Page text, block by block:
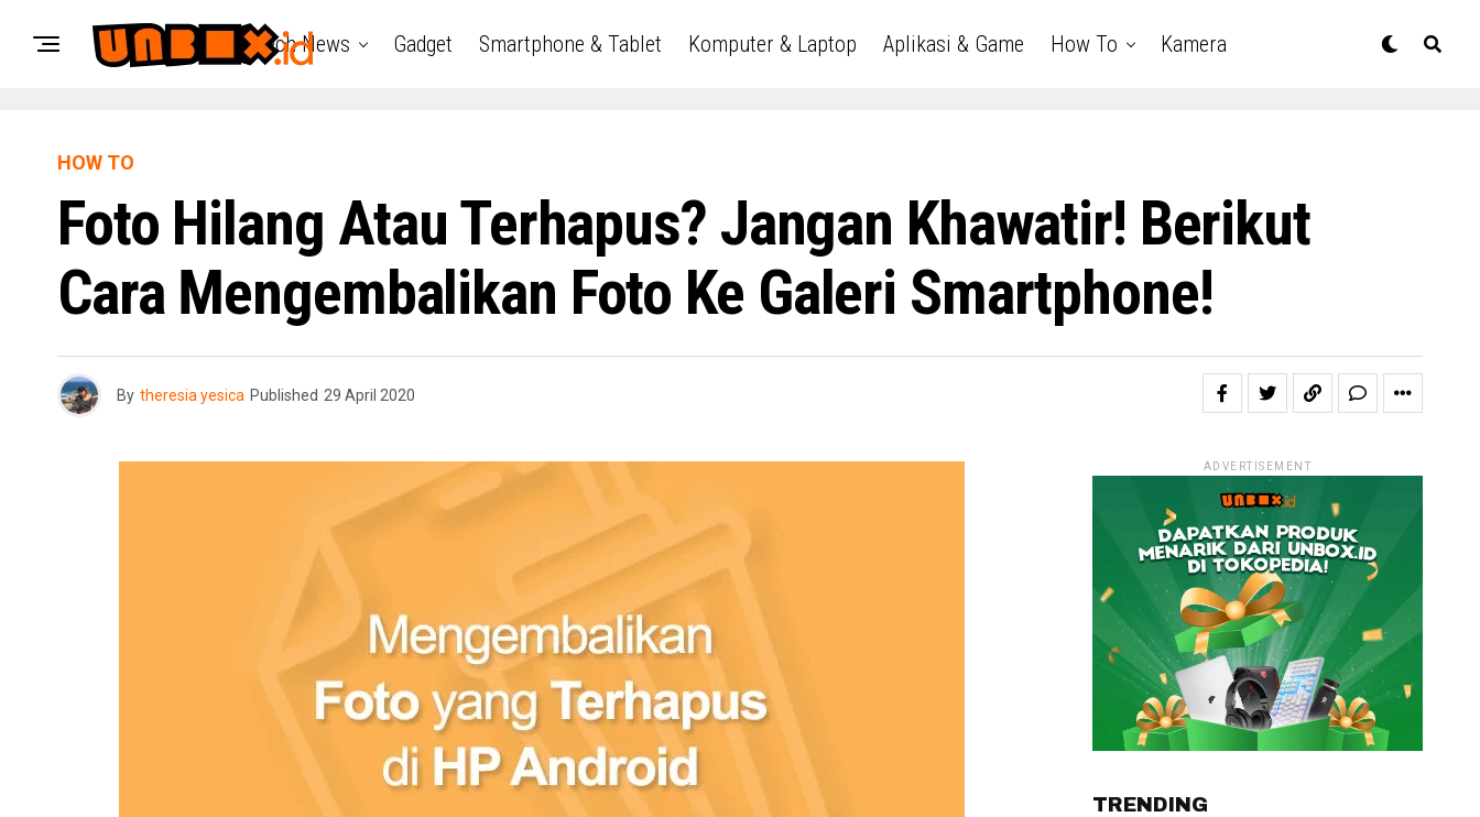
Tech News Gadget Smartphone & Tablet Komputer & Laptop Aplikasi & Game How To Kamera
HOW TO
Foto Hilang Atau Terhapus? Jangan Khawatir! Berikut
Cara Mengembalikan Foto Ke Galeri Smartphone!
By theresia yesica Published 29 April 2020
ADVERTISEMENT
TRENDING